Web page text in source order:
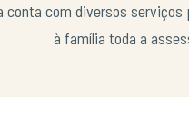
conta com diversos serviços
à família toda a